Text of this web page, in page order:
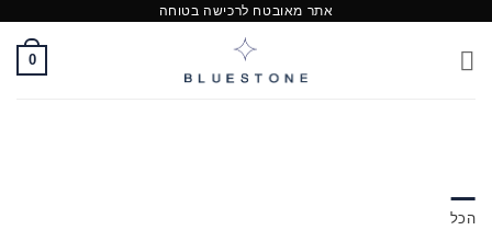
content
אתר מאובטח לרכישה בטוחה
0
הכל